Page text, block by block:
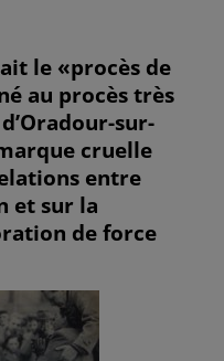
le «procès de
au procès très
sur-
cruelle
entre
et sur la
de force